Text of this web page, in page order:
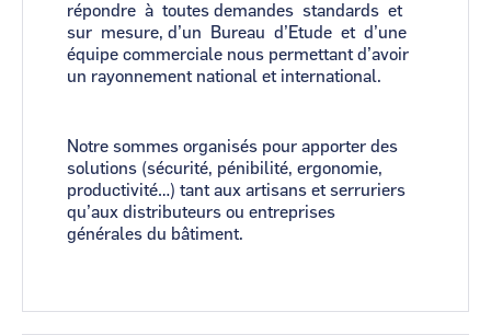
répondre à toutes demandes standards et
sur mesure, d’un Bureau d’Etude et d’une
équipe commerciale nous permettant d’avoir
un rayonnement national et international.
Notre sommes organisés pour apporter des
solutions (sécurité, pénibilité, ergonomie,
productivité…) tant aux artisans et serruriers
qu’aux distributeurs ou entreprises
générales du bâtiment.